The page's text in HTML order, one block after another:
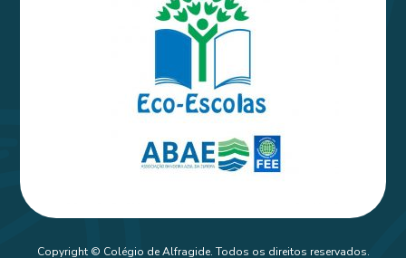
Copyright © Colégio de Alfragide. Todos os direitos reservados.